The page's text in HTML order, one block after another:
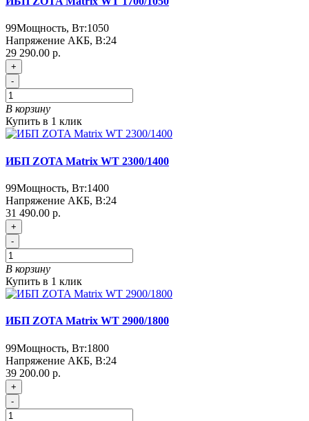
99Мощность, Вт:1050
Напряжение АКБ, В:24
29 290.00 р.
+
-
В корзину
Купить в 1 клик
ИБП ZOTA Matrix WT 2300/1400
99Мощность, Вт:1400
Напряжение АКБ, В:24
31 490.00 р.
+
-
В корзину
Купить в 1 клик
ИБП ZOTA Matrix WT 2900/1800
99Мощность, Вт:1800
Напряжение АКБ, В:24
39 200.00 р.
+
-